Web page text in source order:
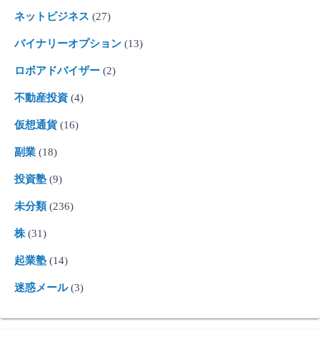
ネットビジネス (27)
バイナリーオプション (13)
ロボアドバイザー (2)
不動産投資 (4)
仮想通貨(16)
副業 (18)
投資塾 (9)
未分類 (236)
株 (31)
起業塾 (14)
迷惑メール(3)